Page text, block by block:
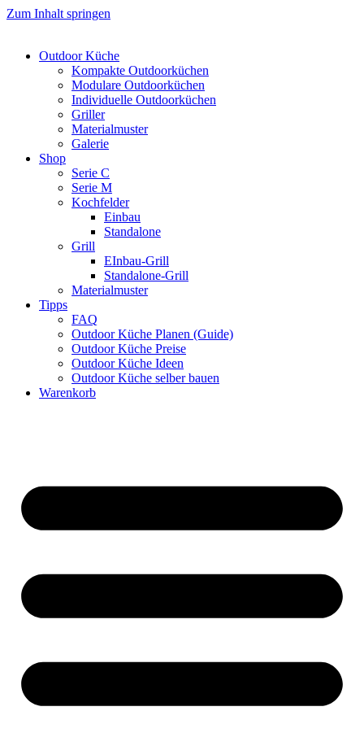
Zum Inhalt springen
Outdoor Küche
Kompakte Outdoorküchen
Modulare Outdoorküchen
Individuelle Outdoorküchen
Griller
Materialmuster
Galerie
Shop
Serie C
Serie M
Kochfelder
Einbau
Standalone
Grill
EInbau-Grill
Standalone-Grill
Materialmuster
Tipps
FAQ
Outdoor Küche Planen (Guide)
Outdoor Küche Preise
Outdoor Küche Ideen
Outdoor Küche selber bauen
Warenkorb